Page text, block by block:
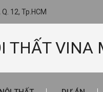
12, Tp.HCM
THẤT VINA